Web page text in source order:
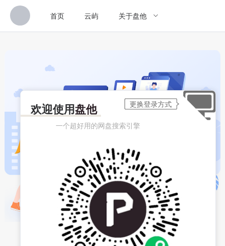
首页 云屿 关于盘他
欢迎使用盘他
一个超好用的网盘搜索引擎